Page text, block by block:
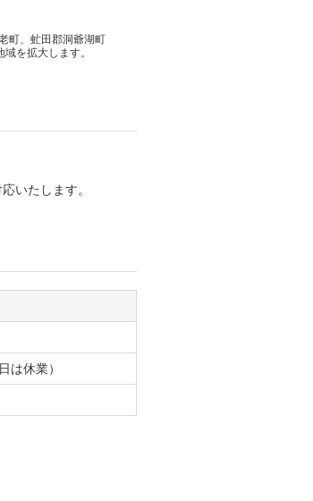
町、虻田郡洞爺湖町
を拡大します。
いたします。
休業）